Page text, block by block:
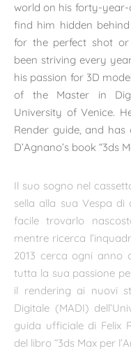
world on his forty-year-
find him hidden
for the perfect shot or
been striving every
his passion for 3D
of the Master in
University of Venice.
Render guide, and
D’Agnano’s book “3ds
Il suo sogno nel
sella alla sua Vespa
facile trovarlo
mentre ricerca
2013 cerca ogni anno
tutta la sua passione
il rendering ai nuovi
Digitale (MADI)
guida ufficiale di Felix
del libro “3ds Max per